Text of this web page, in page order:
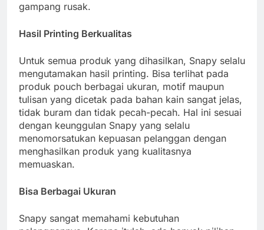
gampang rusak.
Hasil Printing Berkualitas
Untuk semua produk yang dihasilkan, Snapy selalu
mengutamakan hasil printing. Bisa terlihat pada
produk pouch berbagai ukuran, motif maupun
tulisan yang dicetak pada bahan kain sangat jelas,
tidak buram dan tidak pecah-pecah. Hal ini sesuai
dengan keunggulan Snapy yang selalu
menomorsatukan kepuasan pelanggan dengan
menghasilkan produk yang kualitasnya
memuaskan.
Bisa Berbagai Ukuran
Snapy sangat memahami kebutuhan